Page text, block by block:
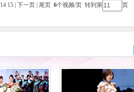
14 15| 下一页| 尾页 6个视频/页 转到第 页